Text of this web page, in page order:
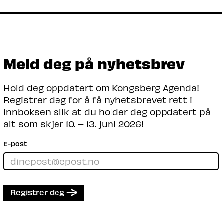
spørsmål om kompetanse i en
Les mer
Meld deg på nyhetsbrev
Hold deg oppdatert om Kongsberg Agenda!
Registrer deg for å få nyhetsbrevet rett i
innboksen slik at du holder deg oppdatert på
alt som skjer 10. – 13. juni 2026!
E-post
Registrer deg